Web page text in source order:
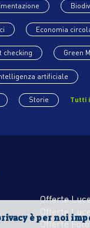
è per noi
Economia
checking Green
artificiale
Storie Tutti
Offerte
Offerte Luce
Offerte